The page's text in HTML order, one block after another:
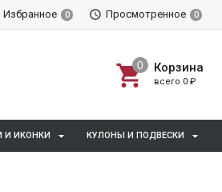
Избранное 0 Просмотренное 0
Корзина
всего 0 ₽
И ИКОНКИ КУЛОНЫ И ПОДВЕСКИ